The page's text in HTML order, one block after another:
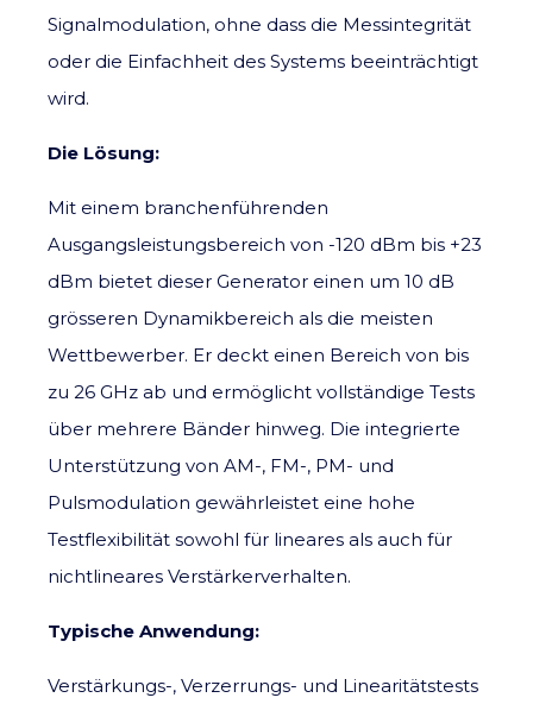
Signalmodulation, ohne dass die Messintegrität
oder die Einfachheit des Systems beeinträchtigt
wird.
Die Lösung:
Mit einem branchenführenden
Ausgangsleistungsbereich von -120 dBm bis +23
dBm bietet dieser Generator einen um 10 dB
grösseren Dynamikbereich als die meisten
Wettbewerber. Er deckt einen Bereich von bis
zu 26 GHz ab und ermöglicht vollständige Tests
über mehrere Bänder hinweg. Die integrierte
Unterstützung von AM-, FM-, PM- und
Pulsmodulation gewährleistet eine hohe
Testflexibilität sowohl für lineares als auch für
nichtlineares Verstärkerverhalten.
Typische Anwendung:
Verstärkungs-, Verzerrungs- und Linearitätstests